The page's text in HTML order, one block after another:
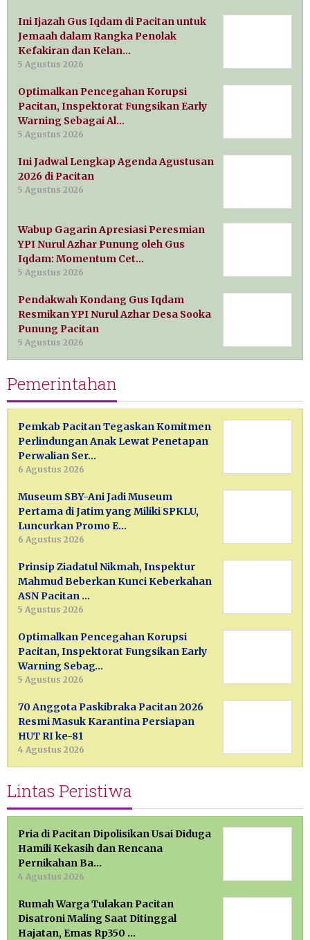
Ini Ijazah Gus Iqdam di Pacitan untuk
Jemaah dalam Rangka Penolak
Kefakiran dan Kelan…
5 Agustus 2026
Optimalkan Pencegahan Korupsi
Pacitan, Inspektorat Fungsikan Early
Warning Sebagai Al…
5 Agustus 2026
Ini Jadwal Lengkap Agenda Agustusan
2026 di Pacitan
5 Agustus 2026
Wabup Gagarin Apresiasi Peresmian
YPI Nurul Azhar Punung oleh Gus
Iqdam: Momentum Cet…
5 Agustus 2026
Pendakwah Kondang Gus Iqdam
Resmikan YPI Nurul Azhar Desa Sooka
Punung Pacitan
5 Agustus 2026
Pemerintahan
Pemkab Pacitan Tegaskan Komitmen
Perlindungan Anak Lewat Penetapan
Perwalian Ser…
6 Agustus 2026
Museum SBY-Ani Jadi Museum
Pertama di Jatim yang Miliki SPKLU,
Luncurkan Promo E…
6 Agustus 2026
Prinsip Ziadatul Nikmah, Inspektur
Mahmud Beberkan Kunci Keberkahan
ASN Pacitan …
5 Agustus 2026
Optimalkan Pencegahan Korupsi
Pacitan, Inspektorat Fungsikan Early
Warning Sebag…
5 Agustus 2026
70 Anggota Paskibraka Pacitan 2026
Resmi Masuk Karantina Persiapan
HUT RI ke-81
4 Agustus 2026
Lintas Peristiwa
Pria di Pacitan Dipolisikan Usai Diduga
Hamili Kekasih dan Rencana
Pernikahan Ba…
4 Agustus 2026
Rumah Warga Tulakan Pacitan
Disatroni Maling Saat Ditinggal
Hajatan, Emas Rp350 …